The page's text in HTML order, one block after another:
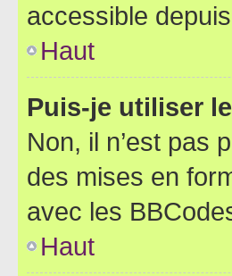
accessible
Haut
Puis-je utiliser
Non, il n’est pas
des mises en
avec les
Haut